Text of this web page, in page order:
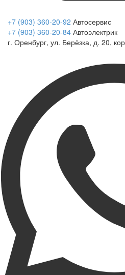
+7 (903) 360-20-92 Автосервис
+7 (903) 360-20-84 Автоэлектрик
г. Оренбург, ул. Берёзка, д. 20,